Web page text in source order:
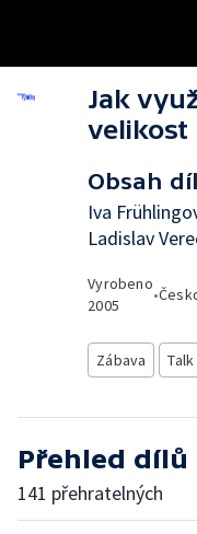
Jak
velikost
Obsah
Iva
Ladislav
Vyrobeno
2005
•
Zábava
Přehled dílů
141 přehratelných